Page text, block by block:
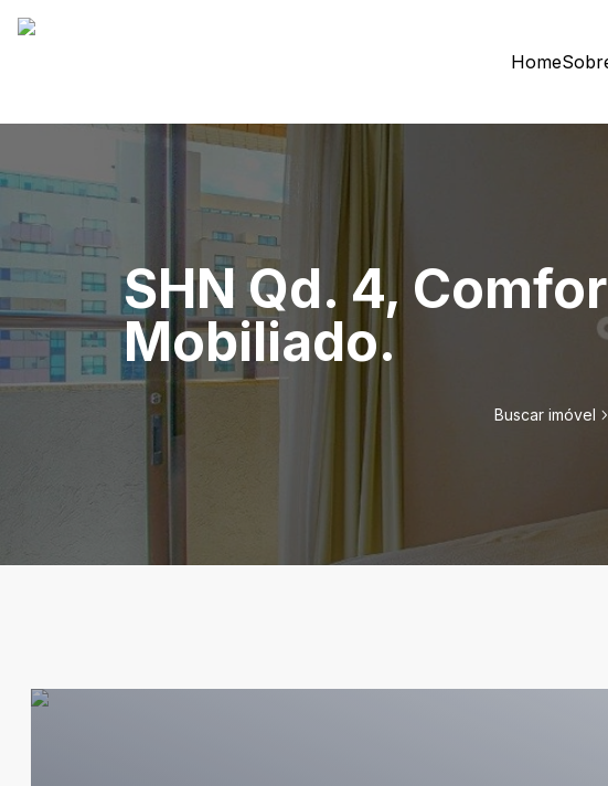
Home
SHN Qd. 4,
Mobiliado.
Buscar imóvel